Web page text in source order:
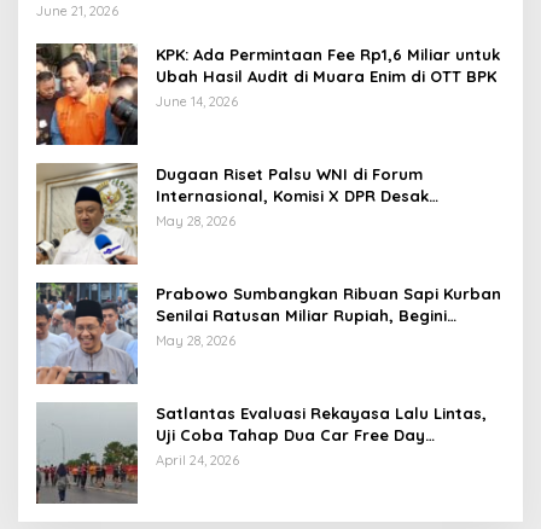
June 21, 2026
KPK: Ada Permintaan Fee Rp1,6 Miliar untuk
Ubah Hasil Audit di Muara Enim di OTT BPK
June 14, 2026
Dugaan Riset Palsu WNI di Forum
Internasional, Komisi X DPR Desak
Investigasi dan Penegakan Sanksi Etik
May 28, 2026
Prabowo Sumbangkan Ribuan Sapi Kurban
Senilai Ratusan Miliar Rupiah, Begini
Tanggapan Menkeu Purbaya
May 28, 2026
Satlantas Evaluasi Rekayasa Lalu Lintas,
Uji Coba Tahap Dua Car Free Day
Palembang Diundur
April 24, 2026